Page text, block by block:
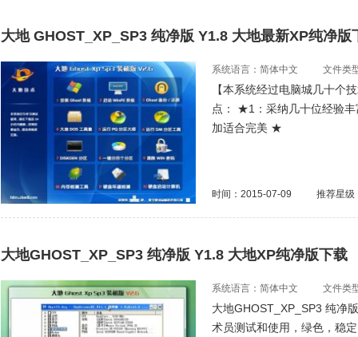
大地 GHOST_XP_SP3 纯净版 Y1.8 大地最新XP纯净版
系统语言：简体中文 文件类
【本系统经过电脑城几十个
点： ★1：采纳几十位经验
加适合完美 ★
时间：2015-07-09 推荐星级
大地GHOST_XP_SP3 纯净版 Y1.8 大地XP纯净版下载
系统语言：简体中文 文件类
大地GHOST_XP_SP3 纯净
术员测试和使用，绿色，稳